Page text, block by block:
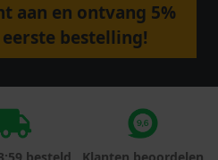
aan en ontvang 5%
bestelling!